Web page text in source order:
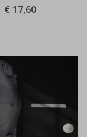
Special
Price
€ 17,60